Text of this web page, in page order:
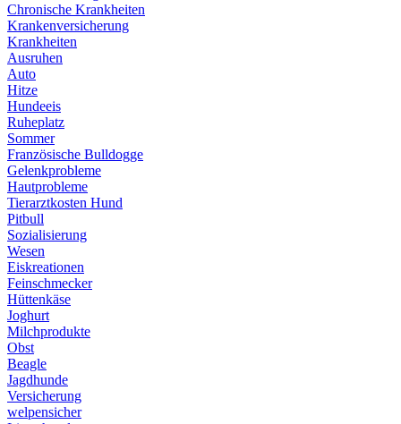
Chronische Krankheiten
Krankenversicherung
Krankheiten
Ausruhen
Auto
Hitze
Hundeeis
Ruheplatz
Sommer
Französische Bulldogge
Gelenkprobleme
Hautprobleme
Tierarztkosten Hund
Pitbull
Sozialisierung
Wesen
Eiskreationen
Feinschmecker
Hüttenkäse
Joghurt
Milchprodukte
Obst
Beagle
Jagdhunde
Versicherung
welpensicher